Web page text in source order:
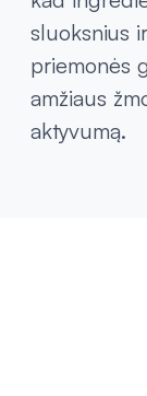
sluoksnius
priemonės
amžiaus
aktyvumą.